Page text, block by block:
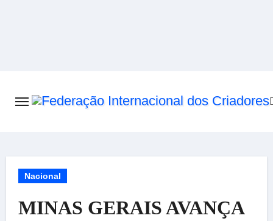
Nacional
MINAS GERAIS AVANÇA